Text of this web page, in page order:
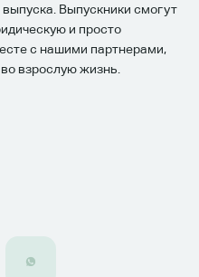
Выпускники смогут
и просто
с нашими партнерами,
взрослую жизнь.